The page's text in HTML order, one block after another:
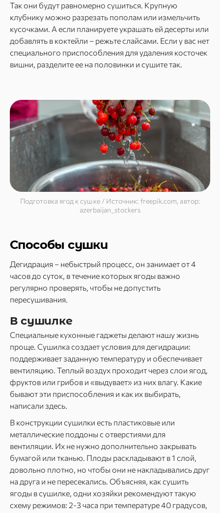
Так они будут равномерно сушиться. Крупную
клубнику можно разрезать пополам или измельчить
кусочками. А если планируете украшать ей десерты или
добавлять в коктейли – режьте слайсами. Если у вас нет
специального приспособления для удаления косточек
вишни, разделите ее на половинки и сушите так.
Подготовка ягод к сушке / Источник: freepik.com, автор:
azerbaijan_stockers
Способы сушки
Дегидрация – небыстрый процесс, он занимает от 4
часов до суток, в течение которых ягоды важно
регулярно проверять, чтобы не допустить
пересушивания.
В сушилке
Специальные кухонные гаджеты делают нашу жизнь
проще. Сушилка создает условия для дегидрации:
поддерживает заданную температуру и обеспечивает
вентиляцию. Теплый воздух проходит через слои ягод,
фруктов или грибов и «выдувает» из них влагу. Какие
бывают эти приспособления и как их выбирать,
написали здесь.
В конструкции сушилки есть пластиковые или
металлические поддоны с отверстиями для
вентиляции. Их не нужно дополнительно закрывать
бумагой или тканью. Плоды раскладывают в 1 слой,
довольно плотно, но чтобы они не накладывались друг
на друга и не пересекались. Объясняя, как сушить
ягоды в сушилке, одни хозяйки рекомендуют такую
схему режимов: 2-3 часа при температуре 40 градусов,